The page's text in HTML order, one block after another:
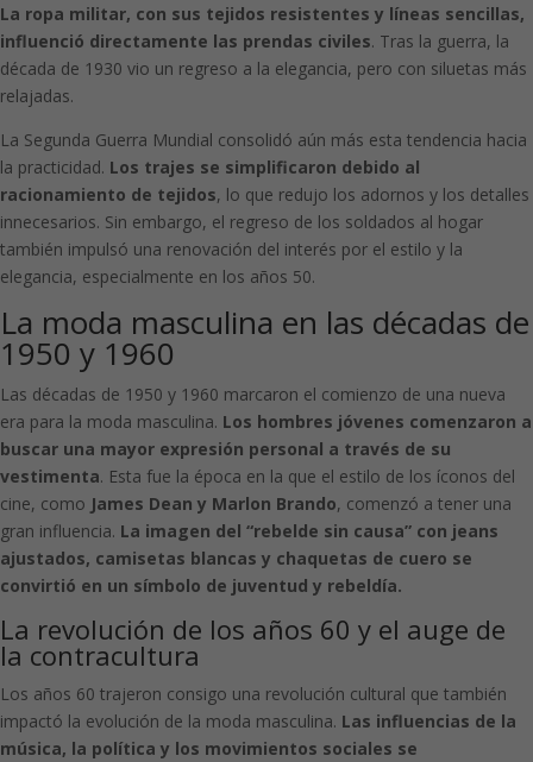
La ropa militar, con sus tejidos resistentes y líneas sencillas,
influenció directamente las prendas civiles. Tras la guerra, la
década de 1930 vio un regreso a la elegancia, pero con siluetas más
relajadas.
La Segunda Guerra Mundial consolidó aún más esta tendencia hacia
la practicidad. Los trajes se simplificaron debido al
racionamiento de tejidos, lo que redujo los adornos y los detalles
innecesarios. Sin embargo, el regreso de los soldados al hogar
también impulsó una renovación del interés por el estilo y la
elegancia, especialmente en los años 50.
La moda masculina en las décadas de
1950 y 1960
Las décadas de 1950 y 1960 marcaron el comienzo de una nueva
era para la moda masculina. Los hombres jóvenes comenzaron a
buscar una mayor expresión personal a través de su
vestimenta. Esta fue la época en la que el estilo de los íconos del
cine, como James Dean y Marlon Brando, comenzó a tener una
gran influencia. La imagen del “rebelde sin causa” con jeans
ajustados, camisetas blancas y chaquetas de cuero se
convirtió en un símbolo de juventud y rebeldía.
La revolución de los años 60 y el auge de
la contracultura
Los años 60 trajeron consigo una revolución cultural que también
impactó la evolución de la moda masculina. Las influencias de la
música, la política y los movimientos sociales se